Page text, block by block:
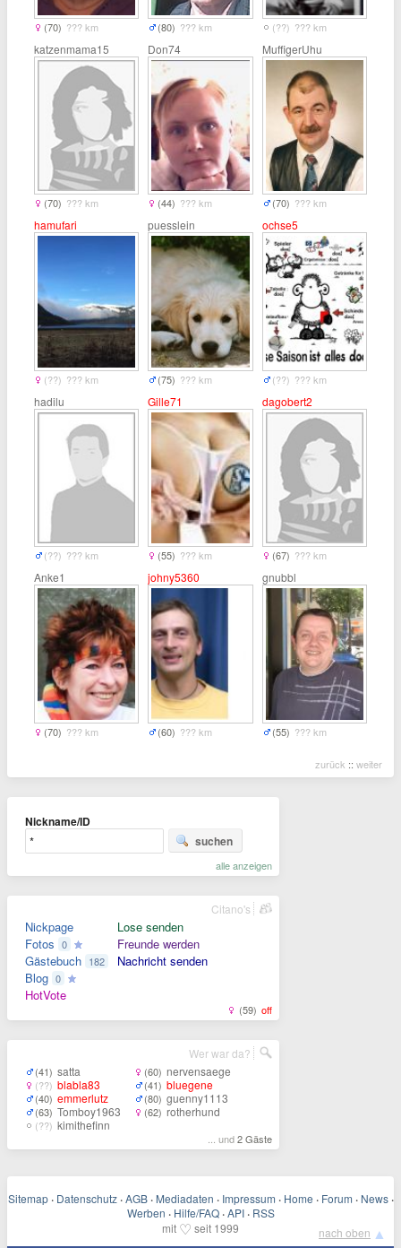
(70) ??? km (80) ??? km (??) ??? km
katzenmama15
(70) ??? km
Don74
(44) ??? km
MuffigerUhu
(70) ??? km
hamufari
(??) ??? km
puesslein
(75) ??? km
ochse5
(??) ??? km
hadilu
(??) ??? km
Gille71
(55) ??? km
dagobert2
(67) ??? km
Anke1
(70) ??? km
johny5360
(60) ??? km
gnubbl
(55) ??? km
zurück :: weiter
Nickname/ID
suchen
alle anzeigen
Nickpage
Fotos 0
Gästebuch 182
Blog 0
HotVote
Lose senden
Freunde werden
Nachricht senden
(59) off
Citano's
(41) satta
(??) blabla83
(40) emmerlutz
(63) Tomboy1963
(??) kimithefinn
(60) nervensaege
(41) bluegene
(80) guenny1113
(62) rotherhund
... und2 Gäste
Wer war da?
Sitemap · Datenschutz · AGB · Mediadaten · Impressum · Home · Forum · News ·
Werben · Hilfe/FAQ · API · RSS
mit ♡ seit 1999 nach oben ▲